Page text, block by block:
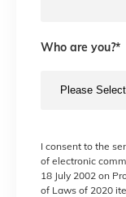
Who are you?*
I consent to the
of electronic
18 July 2002 on
of Laws of 2020